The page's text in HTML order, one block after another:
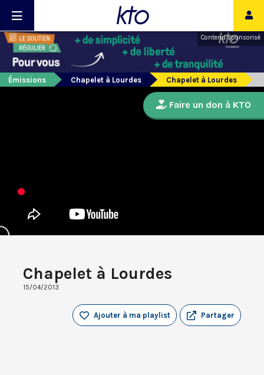
Contenu sponsorisé
Émissions Chapelet à Lourdes Chapelet à Lourdes
Chapelet à Lourdes
15/04/2013
Partager
Ajouter à ma playlist
Faire un don à KTO